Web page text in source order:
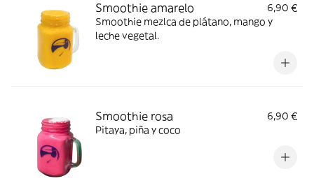
Smoothie amarelo
6,90 €
Smoothie mezlca de plátano, mango y
leche vegetal.
Smoothie rosa
6,90 €
Pitaya, piña y coco